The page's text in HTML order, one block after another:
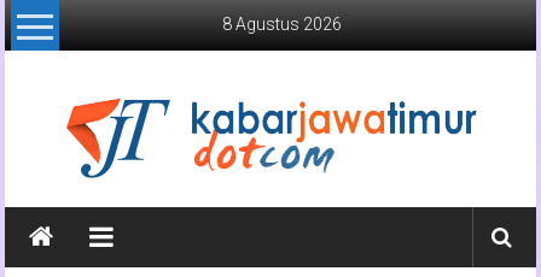
Lompat
ke
8 Agustus 2026
Kabar
Jawa